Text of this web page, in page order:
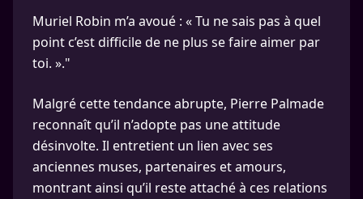
Muriel Robin m’a avoué : « Tu ne sais pas à quel
point c’est difficile de ne plus se faire aimer par
toi. »."
Malgré cette tendance abrupte, Pierre Palmade
reconnaît qu’il n’adopte pas une attitude
désinvolte. Il entretient un lien avec ses
anciennes muses, partenaires et amours,
montrant ainsi qu’il reste attaché à ces relations